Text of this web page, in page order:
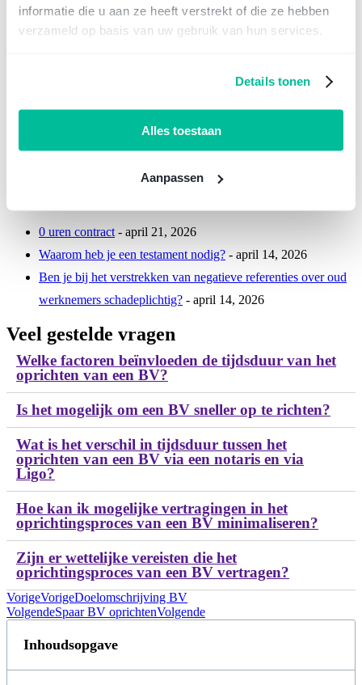
informatie die u aan ze heeft verstrekt of die ze hebben
verzameld op basis van uw gebruik van hun services.
Details tonen
Alles toestaan
Aanpassen
Over
Laatste berichten
zij ernaar hoge kwaliteit juridische diensten toegankelijk te maken
voor jonge tot middelgrote bedrijven. Klik op Wendy's naam om al
haar artikelen te lezen of neem contact op via LinkedIn.
0 uren contract - april 21, 2026
Waarom heb je een testament nodig? - april 14, 2026
Ben je bij het verstrekken van negatieve referenties over oud
werknemers schadeplichtig? - april 14, 2026
Veel gestelde vragen
Welke factoren beïnvloeden de tijdsduur van het
oprichten van een BV?
Is het mogelijk om een BV sneller op te richten?
Wat is het verschil in tijdsduur tussen het
oprichten van een BV via een notaris en via
Ligo?
Hoe kan ik mogelijke vertragingen in het
oprichtingsproces van een BV minimaliseren?
Zijn er wettelijke vereisten die het
oprichtingsproces van een BV vertragen?
VorigeVorigeDoelomschrijving BV
VolgendeSpaar BV oprichtenVolgende
Inhoudsopgave